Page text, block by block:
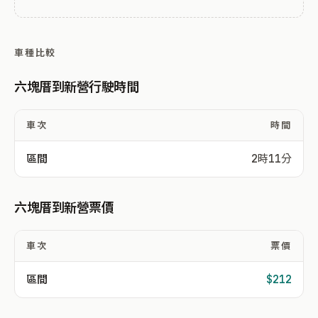
車種比較
六塊厝到新營行駛時間
車次 時間
區間 2時11分
六塊厝到新營票價
車次 票價
區間 $212